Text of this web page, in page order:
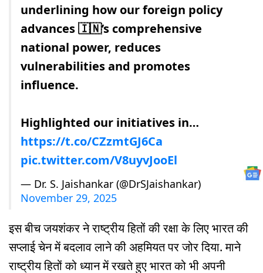
underlining how our foreign policy
advances 🇮🇳’s comprehensive
national power, reduces
vulnerabilities and promotes
influence.
Highlighted our initiatives in…
https://t.co/CZzmtGJ6Ca
pic.twitter.com/V8uyvJooEl
— Dr. S. Jaishankar (@DrSJaishankar)
November 29, 2025
इस बीच जयशंकर ने राष्ट्रीय हितों की रक्षा के लिए भारत की
सप्लाई चेन में बदलाव लाने की अहमियत पर जोर दिया. माने
राष्ट्रीय हितों को ध्यान में रखते हुए भारत को भी अपनी